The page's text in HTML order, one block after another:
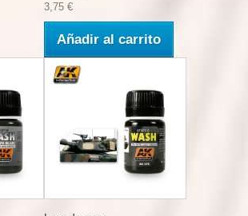
3,75 €
Añadir al carrito